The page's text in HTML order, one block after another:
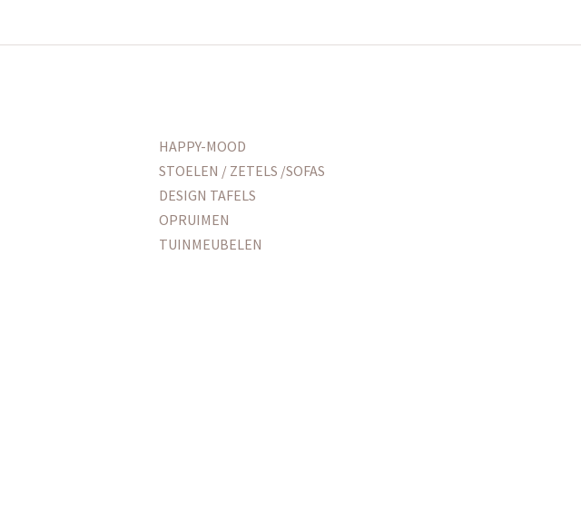
HAPPY-MOOD
STOELEN / ZETELS /SOFAS
DESIGN TAFELS
OPRUIMEN
TUINMEUBELEN